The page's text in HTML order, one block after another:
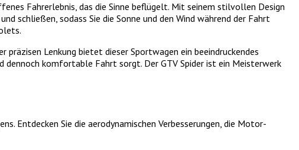
Fahrerlebnis, das die Sinne beflügelt. Mit seinem stilvollen Design
schließen, sodass Sie die Sonne und den Wind während der Fahrt
Lenkung bietet dieser Sportwagen ein beeindruckendes
komfortable Fahrt sorgt. Der GTV Spider ist ein Meisterwerk
Entdecken Sie die aerodynamischen Verbesserungen, die Motor-